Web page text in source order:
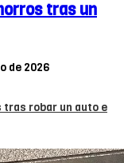
tras un
de 2026
tras robar un auto e